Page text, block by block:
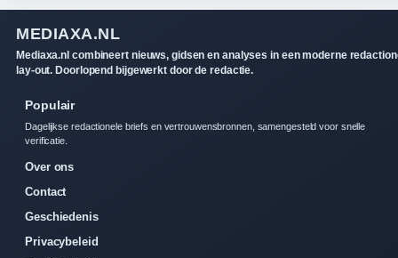
MEDIAXA.NL
Mediaxa.nl combineert nieuws, gidsen en analyses in een moderne
lay-out. Doorlopend bijgewerkt door de redactie.
Populair
Dagelijkse redactionele briefs en vertrouwensbronnen, samengesteld voor snelle
verificatie.
Over ons
Contact
Geschiedenis
Privacybeleid